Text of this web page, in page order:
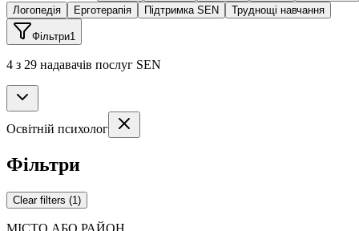
Логопедія
Ерготерапія Підтримка SEN Труднощі навчання
Фільтри1
4 з 29 надавачів послуг SEN
Освітній психолог
Фільтри
Clear filters (1)
МІСТО АБО РАЙОН